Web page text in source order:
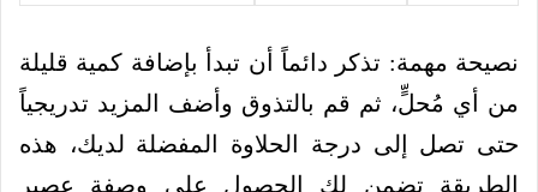
نصيحة مهمة: تذكر دائماً أن تبدأ بإضافة كمية قليلة
من أي مُحلٍّ، ثم قم بالتذوق وأضف المزيد تدريجياً
حتى تصل إلى درجة الحلاوة المفضلة لديك، هذه
الطريقة تضمن لك الحصول على وصفة عصير